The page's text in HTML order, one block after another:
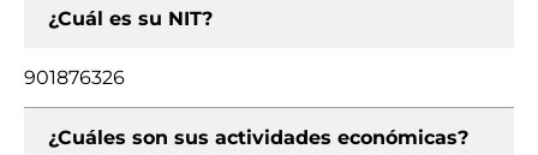
¿Cuál es su NIT?
901876326
¿Cuáles son sus actividades económicas?